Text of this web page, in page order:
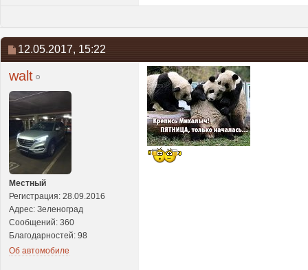
12.05.2017, 15:22
walt
Местный
Регистрация: 28.09.2016
Адрес: Зеленоград
Сообщений: 360
Благодарностей: 98
Об автомобиле